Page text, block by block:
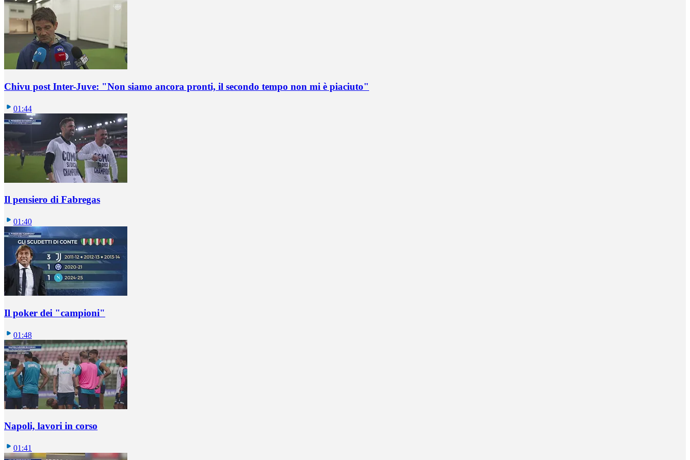
Chivu post Inter-Juve: "Non siamo ancora pronti, il secondo tempo non mi è piaciuto"
01:44
Il pensiero di Fabregas
01:40
Il poker dei "campioni"
01:48
Napoli, lavori in corso
01:41